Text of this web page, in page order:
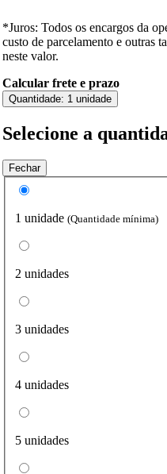
*Juros: Todos os encargos da
custo de parcelamento e outras
neste valor.
Calcular frete e prazo
Quantidade: 1 unidade
Selecione a
Fechar
1 unidade (Quantidade mínima)
2 unidades
3 unidades
4 unidades
5 unidades